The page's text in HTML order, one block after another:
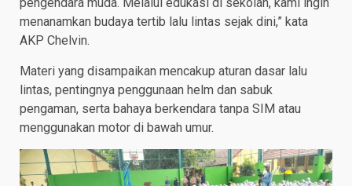
pengendara muda. Melalui edukasi di sekolah, kami ingin
menanamkan budaya tertib lalu lintas sejak dini,” kata
AKP Chelvin.
Materi yang disampaikan mencakup aturan dasar lalu
lintas, pentingnya penggunaan helm dan sabuk
pengaman, serta bahaya berkendara tanpa SIM atau
menggunakan motor di bawah umur.